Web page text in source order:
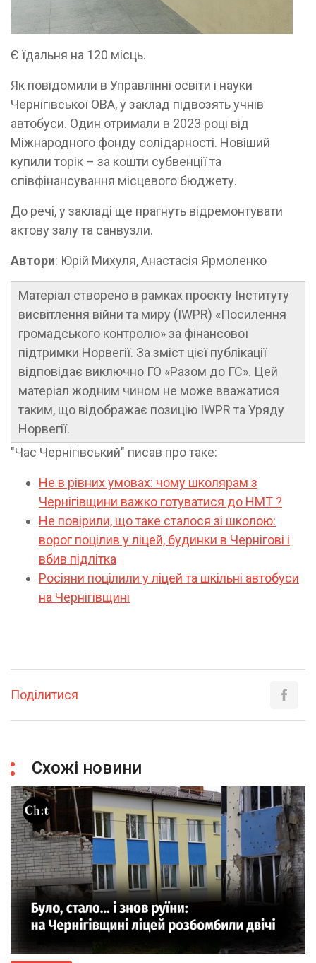
Є їдальня на 120 місць.
Як повідомили в Управлінні освіти і науки
Чернігівської ОВА, у заклад підвозять учнів
автобуси. Один отримали в 2023 році від
Міжнародного фонду солідарності. Новіший
купили торік – за кошти субвенції та
співфінансування місцевого бюджету.
До речі, у закладі ще прагнуть відремонтувати
актову залу та санвузли.
Автори: Юрій Михуля, Анастасія Ярмоленко
Матеріал створено в рамках проєкту Інституту
висвітлення війни та миру (IWPR) «Посилення
громадського контролю» за фінансової
підтримки Норвегії. За зміст цієї публікації
відповідає виключно ГО «Разом до ГС». Цей
матеріал жодним чином не може вважатися
таким, що відображає позицію IWPR та Уряду
Норвегії.
"Час Чернігівський" писав про таке:
Не в рівних умовах: чому школярам з
Чернігівщини важко готуватися до НМТ ?
Не повірили, що таке сталося зі школою:
ворог поцілив у ліцей, будинки в Чернігові і
вбив підлітка
Росіяни поцілили у ліцей та шкільні автобуси
на Чернігівщині
Поділитися
Схожі новини